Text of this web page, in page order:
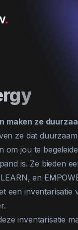
maken ze
ze dat
om jou te
is. Ze bieden
en
een inventarisatie
inventarisatie